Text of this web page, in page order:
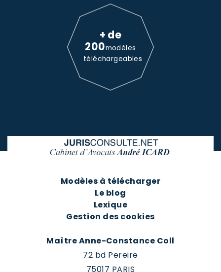
+ de
200modèles
téléchargeables
Modèles à télécharger
Le blog
Lexique
Gestion des cookies
Maître Anne-Constance Coll
72 bd Pereire
75017 PARIS